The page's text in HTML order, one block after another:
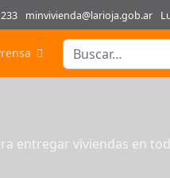
minvivienda@larioja.gob.ar
Buscar
Type 2 or more
entregar viviendas en